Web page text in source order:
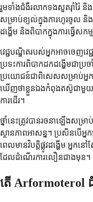
រួមទាំងជំងឺរលាកទងសួតរ៉ាំរ៉ៃ និ
សម្រាប់ខ្យល់ក្នុងការហូរចូល
ដង្ហើម និងពិបាកក្នុងការធ្វើសកម្
វេជ្ជបណ្ឌិតរបស់អ្នកអាចចេញវ
ប្រទះការពិបាកដកដង្ហើមជាប្រ
ប្រយោជន៍ជាពិសេសសម្រាប់អ្ន
ឃើញថាខ្លួនឯងកំពុងតស៊ូជាមួយនឹ
ការដើរ។
ថ្នាំ​នេះ​ត្រូវ​បាន​រចនា​ឡើង​សម្រ
ស្ថានភាព​អាសន្ន។ ប្រសិនបើ​អ្
ពេល​មាន​វិបត្តិ​ផ្លូវដង្ហើម អ្ន
ដែល​ដំណើរការ​លឿន​ជាងមុន។
តើ Arformoterol